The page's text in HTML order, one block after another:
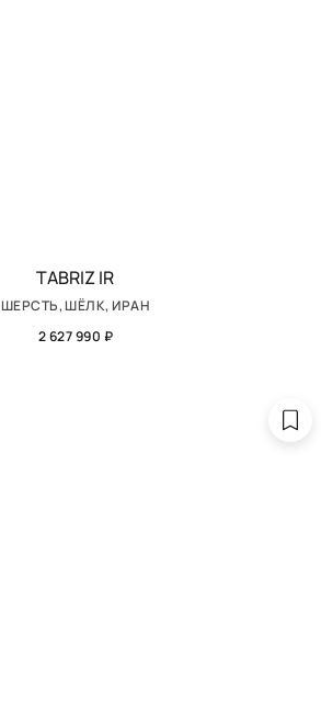
TABRIZ IR
ШЕРСТЬ, ШЁЛК, ИРАН
2 627 990 ₽